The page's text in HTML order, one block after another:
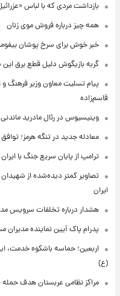
بازداشت مردی که با لباس
همه چیز درباره فروش موی زنان
خبر خوش برای سرخ پوشان
گربه بازیگوش دلیل قطع برق
پیام تسلیت معاون وزیر فرهنگ
قاسم‌زاده
وینیسیوس در رئال مادرید
معادله جدید در تنگه هرمز؛
ترامپ از پایان سریع جنگ با
تصاویر کمتر دیده‌شده از
ایران
هشدار درباره تخلفات سرویس
پدرام پاک آیین نماینده
اربعین؛ حماسه باشکوه خدمت،
(ع)
مراکز نظامی عربستان هدف